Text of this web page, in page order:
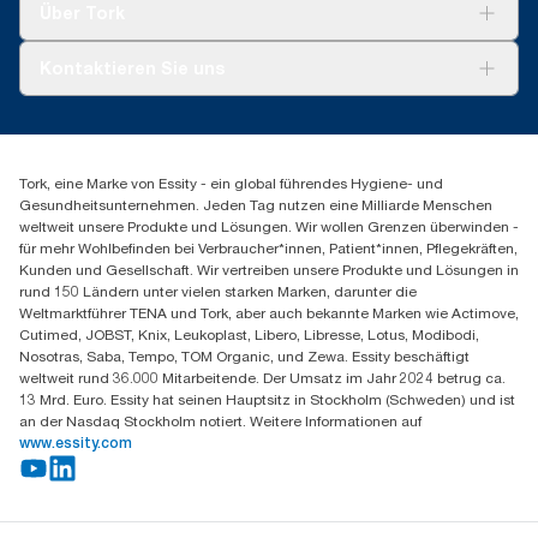
Spenderreklamation
+43 (0) 8 10-22 00 84
Essity Austria Vertriebs GmbH
Am Europlatz 2
1120 Wien
Mo-Do 8:00-16:30 | Fr 8:00-15:00
GLN: 9011111000026
Tork, eine Marke von Essity - ein global führendes Hygiene- und
Gesundheitsunternehmen. Jeden Tag nutzen eine Milliarde Menschen
weltweit unsere Produkte und Lösungen. Wir wollen Grenzen überwinden -
für mehr Wohlbefinden bei Verbraucher*innen, Patient*innen, Pflegekräften,
Kunden und Gesellschaft. Wir vertreiben unsere Produkte und Lösungen in
rund 150 Ländern unter vielen starken Marken, darunter die
Weltmarktführer TENA und Tork, aber auch bekannte Marken wie Actimove,
Cutimed, JOBST, Knix, Leukoplast, Libero, Libresse, Lotus, Modibodi,
Nosotras, Saba, Tempo, TOM Organic, und Zewa. Essity beschäftigt
weltweit rund 36.000 Mitarbeitende. Der Umsatz im Jahr 2024 betrug ca.
13 Mrd. Euro. Essity hat seinen Hauptsitz in Stockholm (Schweden) und ist
an der Nasdaq Stockholm notiert. Weitere Informationen auf
www.essity.com